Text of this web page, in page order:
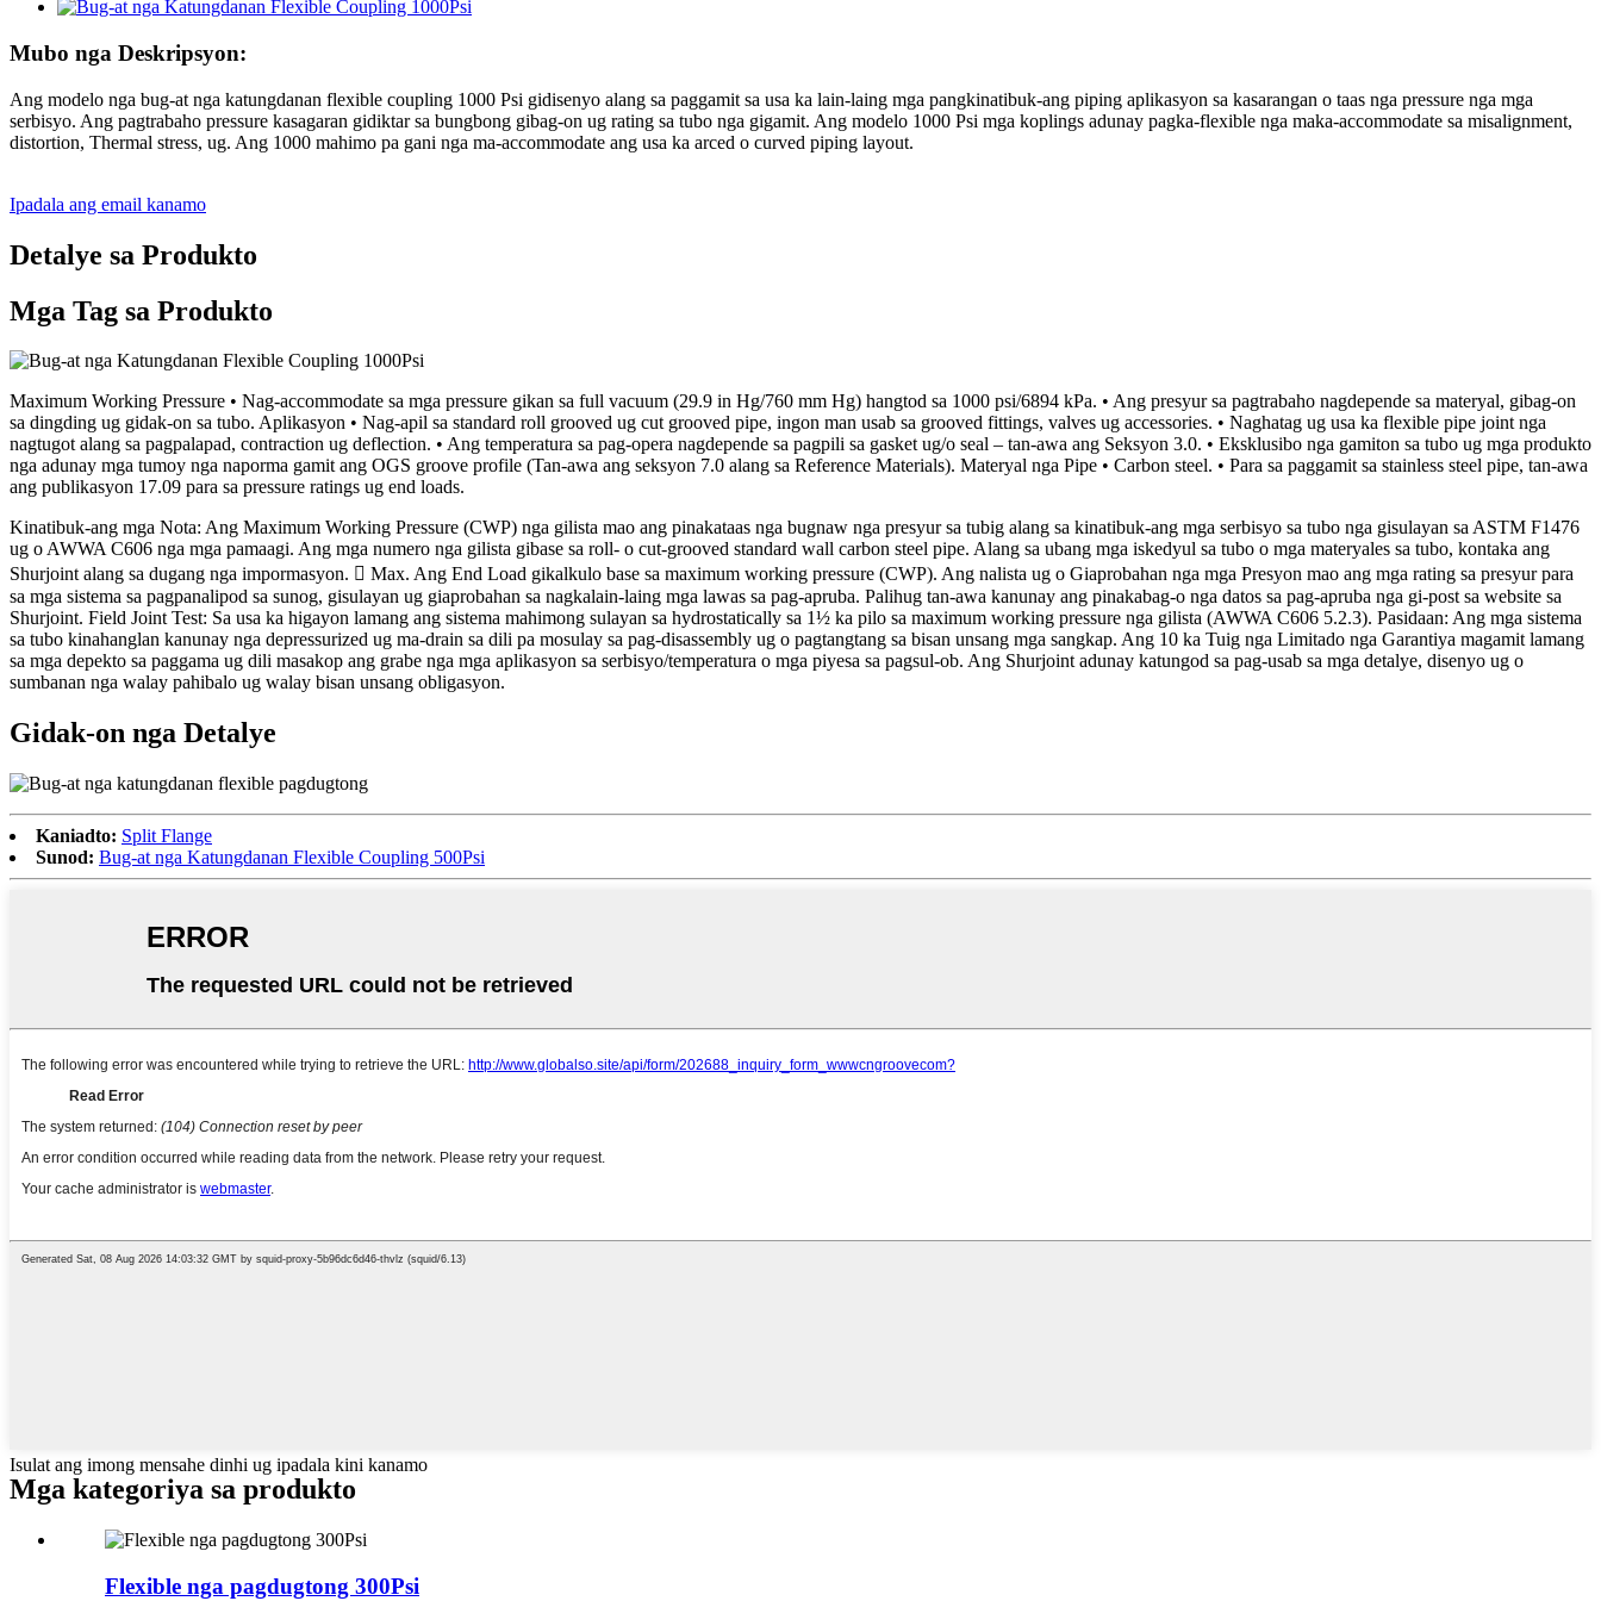
Mubo nga Deskripsyon:
Ang modelo nga bug-at nga katungdanan flexible coupling 1000 Psi gidisenyo alang sa paggamit sa usa ka lain-laing mga pangkinatibuk-ang piping aplikasyon sa kasarangan o taas nga pressure nga mga
serbisyo. Ang pagtrabaho pressure kasagaran gidiktar sa bungbong gibag-on ug rating sa tubo nga gigamit. Ang modelo 1000 Psi mga koplings adunay pagka-flexible nga maka-accommodate sa misalignment,
distortion, Thermal stress, ug. Ang 1000 mahimo pa gani nga ma-accommodate ang usa ka arced o curved piping layout.
Ipadala ang email kanamo
Detalye sa Produkto
Mga Tag sa Produkto
Maximum Working Pressure • Nag-accommodate sa mga pressure gikan sa full vacuum (29.9 in Hg/760 mm Hg) hangtod sa 1000 psi/6894 kPa. • Ang presyur sa pagtrabaho nagdepende sa materyal, gibag-on
sa dingding ug gidak-on sa tubo. Aplikasyon • Nag-apil sa standard roll grooved ug cut grooved pipe, ingon man usab sa grooved fittings, valves ug accessories. • Naghatag ug usa ka flexible pipe joint nga
nagtugot alang sa pagpalapad, contraction ug deflection. • Ang temperatura sa pag-opera nagdepende sa pagpili sa gasket ug/o seal – tan-awa ang Seksyon 3.0. • Eksklusibo nga gamiton sa tubo ug mga produkto
nga adunay mga tumoy nga naporma gamit ang OGS groove profile (Tan-awa ang seksyon 7.0 alang sa Reference Materials). Materyal nga Pipe • Carbon steel. • Para sa paggamit sa stainless steel pipe, tan-awa
ang publikasyon 17.09 para sa pressure ratings ug end loads.
Kinatibuk-ang mga Nota: Ang Maximum Working Pressure (CWP) nga gilista mao ang pinakataas nga bugnaw nga presyur sa tubig alang sa kinatibuk-ang mga serbisyo sa tubo nga gisulayan sa ASTM F1476
ug o AWWA C606 nga mga pamaagi. Ang mga numero nga gilista gibase sa roll- o cut-grooved standard wall carbon steel pipe. Alang sa ubang mga iskedyul sa tubo o mga materyales sa tubo, kontaka ang
Shurjoint alang sa dugang nga impormasyon.  Max. Ang End Load gikalkulo base sa maximum working pressure (CWP). Ang nalista ug o Giaprobahan nga mga Presyon mao ang mga rating sa presyur para
sa mga sistema sa pagpanalipod sa sunog, gisulayan ug giaprobahan sa nagkalain-laing mga lawas sa pag-apruba. Palihug tan-awa kanunay ang pinakabag-o nga datos sa pag-apruba nga gi-post sa website sa
Shurjoint. Field Joint Test: Sa usa ka higayon lamang ang sistema mahimong sulayan sa hydrostatically sa 1½ ka pilo sa maximum working pressure nga gilista (AWWA C606 5.2.3). Pasidaan: Ang mga sistema
sa tubo kinahanglan kanunay nga depressurized ug ma-drain sa dili pa mosulay sa pag-disassembly ug o pagtangtang sa bisan unsang mga sangkap. Ang 10 ka Tuig nga Limitado nga Garantiya magamit lamang
sa mga depekto sa paggama ug dili masakop ang grabe nga mga aplikasyon sa serbisyo/temperatura o mga piyesa sa pagsul-ob. Ang Shurjoint adunay katungod sa pag-usab sa mga detalye, disenyo ug o
sumbanan nga walay pahibalo ug walay bisan unsang obligasyon.
Gidak-on nga Detalye
Kaniadto: Split Flange
Sunod: Bug-at nga Katungdanan Flexible Coupling 500Psi
Isulat ang imong mensahe dinhi ug ipadala kini kanamo
Mga kategoriya sa produkto
Flexible nga pagdugtong 300Psi